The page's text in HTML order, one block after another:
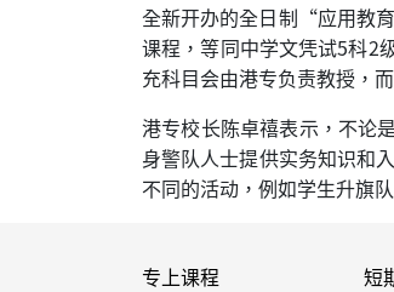
全新开办的全日制“应用教
课程，等同中学文凭试5科2
充科目会由港专负责教授
港专校长陈卓禧表示，不论
身警队人士提供实务知识和
不同的活动，例如学生升旗
专上课程
短